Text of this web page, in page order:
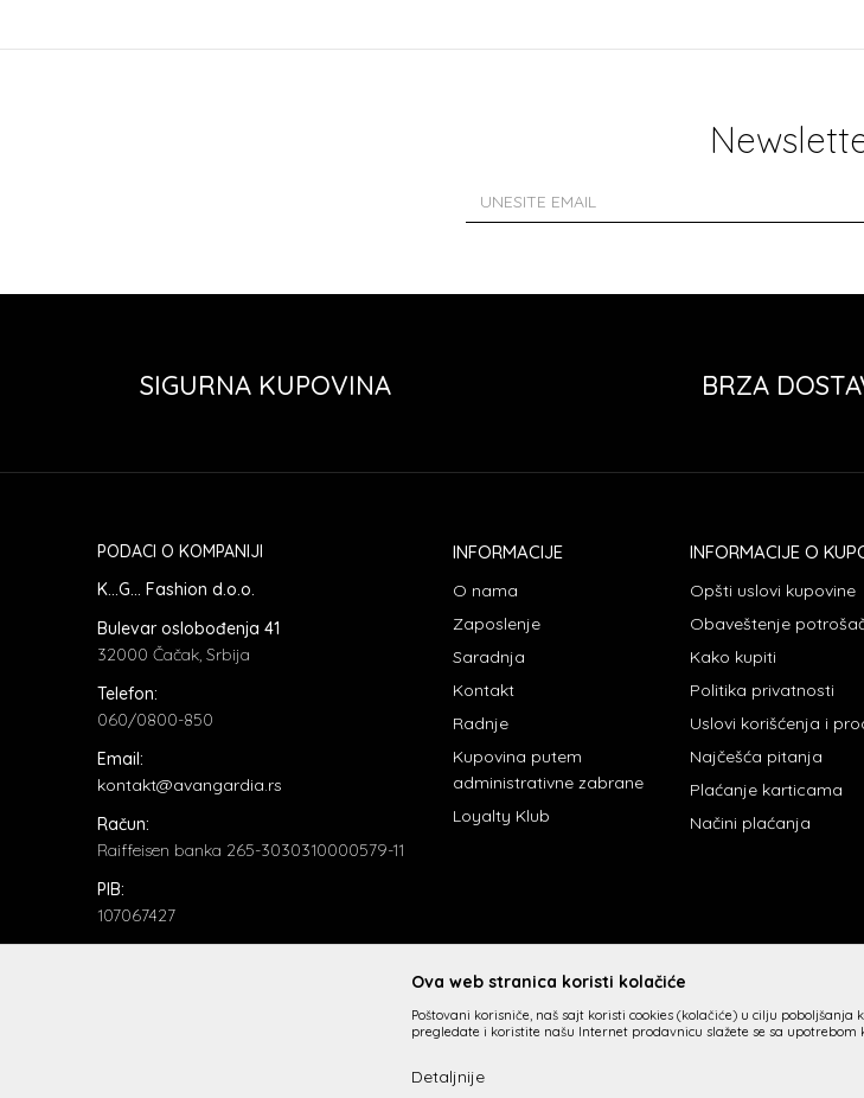
SIGURNA KUPOVINA BRZA
PODACI O KOMPANIJI
K...G... Fashion d.o.o.
Bulevar oslobođenja 41
32000 Čačak, Srbija
Telefon:
060/0800-850
Email:
kontakt@avangardia.rs
Račun:
Raiffeisen banka 265-3030310000579-11
PIB:
107067427
INFORMACIJE
O nama
Zaposlenje
Saradnja
Kontakt
Radnje
Kupovina putem
administrativne zabrane
Loyalty Klub
INFORMACIJE O
Opšti uslovi kupovine
Obaveštenje
Kako kupiti
Politika privatnosti
Uslovi korišćenja i
Najčešća pitanja
Plaćanje karticama
Načini plaćanja
Ova web stranica koristi kolačiće
Poštovani korisniče, naš sajt koristi cookies (kolačiće) u cilju poboljšanja
pregledate i koristite našu Internet prodavnicu slažete se sa upotrebom
Detaljnije